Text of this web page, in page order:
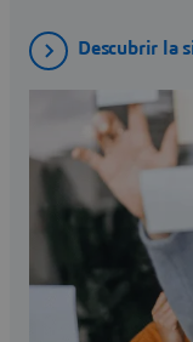
Descubrir la